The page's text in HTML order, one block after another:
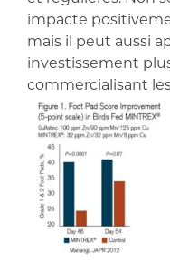
impacte
mais il peut aussi
investissement
commercialisant